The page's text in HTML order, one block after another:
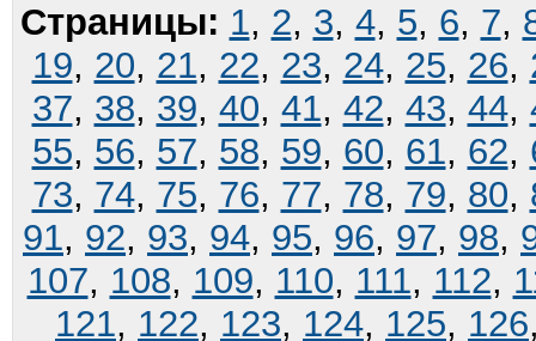
Страницы: 1, 2, 3, 4, 5, 6, 7,
19, 20, 21, 22, 23, 24, 25, 26,
37, 38, 39, 40, 41, 42, 43, 44,
55, 56, 57, 58, 59, 60, 61, 62,
73, 74, 75, 76, 77, 78, 79, 80,
91, 92, 93, 94, 95, 96, 97, 98,
107, 108, 109, 110, 111, 112,
121, 122, 123, 124, 125, 126